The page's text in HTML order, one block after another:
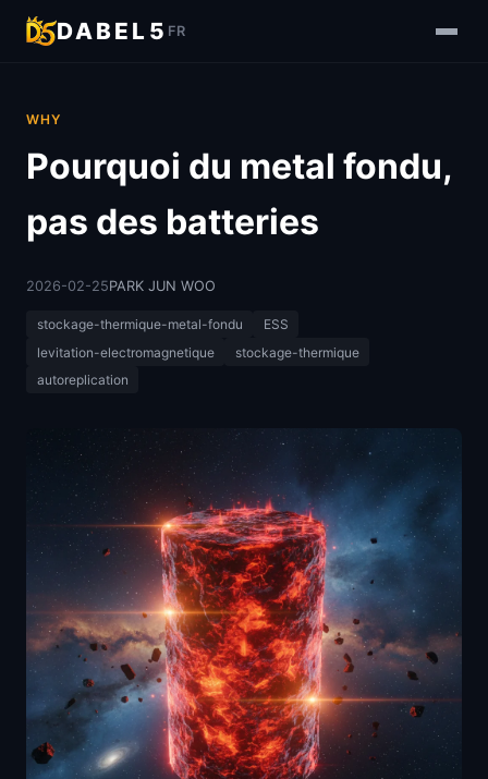
DABEL5 FR
WHY
Pourquoi du metal fondu,
pas des batteries
2026-02-25PARK JUN WOO
stockage-thermique-metal-fondu
ESS
levitation-electromagnetique
stockage-thermique
autoreplication